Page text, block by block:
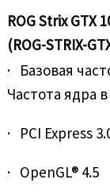
ROG Strix GTX
(ROG-STRIX-
· Базовая
Частота ядра
· PCI Express
· OpenGL® 4.5